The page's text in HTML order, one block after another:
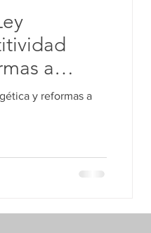
a
y reformas a